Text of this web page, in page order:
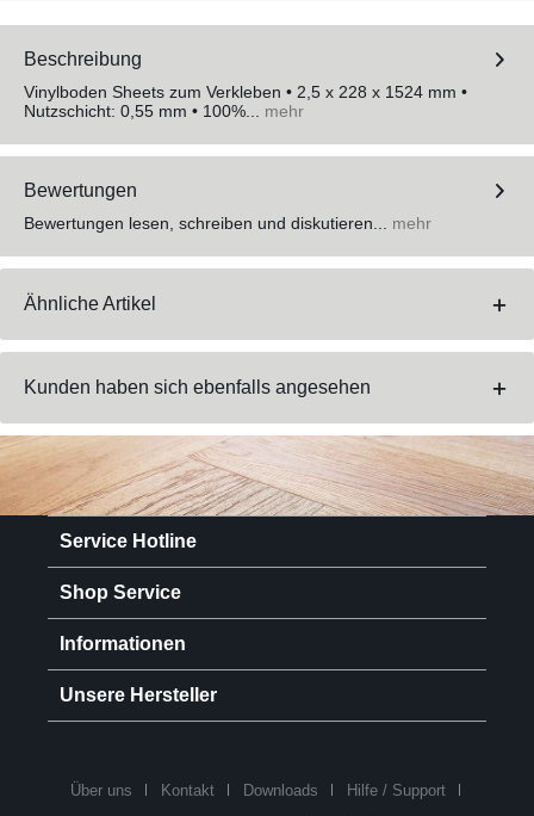
Beschreibung
Vinylboden Sheets zum Verkleben • 2,5 x 228 x 1524 mm •
Nutzschicht: 0,55 mm • 100%... mehr
Bewertungen
Bewertungen lesen, schreiben und diskutieren... mehr
Ähnliche Artikel
Kunden haben sich ebenfalls angesehen
Service Hotline
Shop Service
Informationen
Unsere Hersteller
Über uns Kontakt Downloads Hilfe / Support